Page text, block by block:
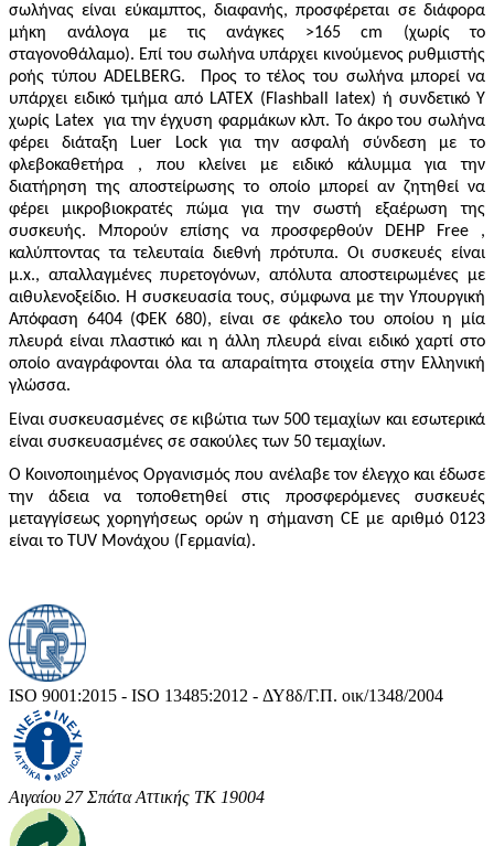
σωλήνας είναι εύκαμπτος, διαφανής, προσφέρεται σε διάφορα
μήκη ανάλογα με τις ανάγκες >165 cm (χωρίς το
σταγονοθάλαμο). Επί του σωλήνα υπάρχει κινούμενος ρυθμιστής
ροής τύπου ADELBERG.
Προς το τέλος του σωλήνα μπορεί να
υπάρχει ειδικό τμήμα από LATEX (Flashball latex) ή συνδετικό Υ
χωρίς Latex για την έγχυση φαρμάκων κλπ. Το άκρο του σωλήνα
φέρει διάταξη Luer Lock για την ασφαλή σύνδεση με το
φλεβοκαθετήρα , που κλείνει με ειδικό κάλυμμα για την
διατήρηση της αποστείρωσης το οποίο μπορεί αν ζητηθεί να
φέρει μικροβιοκρατές πώμα για την σωστή εξαέρωση της
συσκευής. Μπορούν επίσης να προσφερθούν DEHP Free ,
καλύπτοντας τα τελευταία διεθνή πρότυπα. Οι συσκευές είναι
μ.x., απαλλαγμένες πυρετογόνων, απόλυτα αποστειρωμένες με
αιθυλενοξείδιο. Η συσκευασία τους, σύμφωνα με την Υπουργική
Απόφαση 6404 (ΦΕΚ 680), είναι σε φάκελο του οποίου η μία
πλευρά είναι πλαστικό και η άλλη πλευρά είναι ειδικό χαρτί στο
οποίο αναγράφονται όλα τα απαραίτητα στοιχεία στην Ελληνική
γλώσσα.
Είναι συσκευασμένες σε κιβώτια των 500 τεμαχίων και εσωτερικά
είναι συσκευασμένες σε σακούλες των 50 τεμαχίων.
Ο Κοινοποιημένος Οργανισμός που ανέλαβε τον έλεγχο και έδωσε
την άδεια να τοποθετηθεί στις προσφερόμενες συσκευές
μεταγγίσεως χορηγήσεως ορών η σήμανση CE με αριθμό 0123
είναι το TUV Μονάχου (Γερμανία).
ISO 9001:2015 - ISO 13485:2012 - ΔΥ8δ/Γ.Π. οικ/1348/2004
Αιγαίου 27 Σπάτα Αττικής ΤΚ 19004